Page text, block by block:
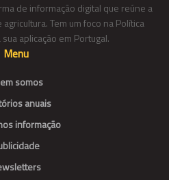
de informação digital que reúne a
Tem um foco na Política
aplicação em Portugal.
Menu
somos
anuais
informação